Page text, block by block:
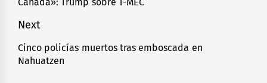
entradas
post:
Next
Next
post:
Cinco policías muertos tras emboscada en
Nahuatzen